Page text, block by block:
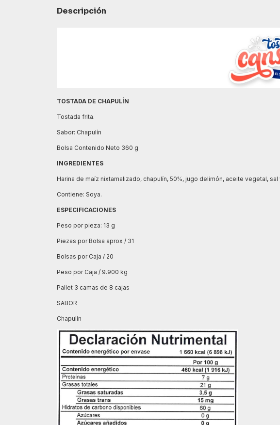
Descripción
TOSTADA DE CHAPULÍN
Tostada frita.
Sabor: Chapulín
Bolsa Contenido Neto 360 g
INGREDIENTES
Harina de maíz nixtamalizado, chapulín, 50%, jugo delimón, aceite vegetal, sal
Contiene: Soya.
ESPECIFICACIONES
Peso por pieza: 13 g
Piezas por Bolsa aprox / 31
Bolsas por Caja / 20
Peso por Caja / 9.900 kg
Pallet 3 camas de 8 cajas
SABOR
Chapulín